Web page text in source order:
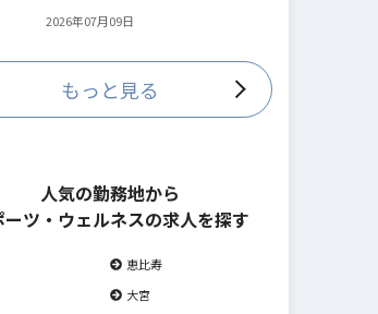
の人生を広げる新しいステージとして、同協
2026年07月09日
もっと見る
人気の勤務地から
ーツ・ウェルネスの求人を探す
恵比寿
大宮